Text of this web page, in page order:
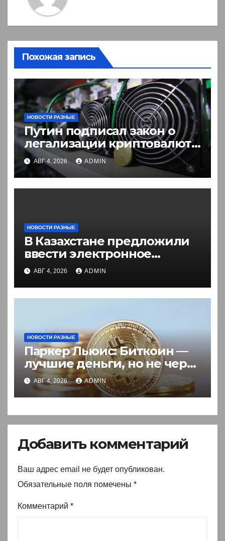
Похожая запись
НОВОСТИ РАЗНЫЕ
Путин подписал закон о
легализации криптовалют
в России. Что нужно знать
АВГ 4, 2026 ADMIN
НОВОСТИ РАЗНЫЕ
В Казахстане предложили
ввести электронное
разрешение на въезд для
иностранцев
АВГ 4, 2026 ADMIN
НОВОСТИ РАЗНЫЕ
Паркер Льюис: Биткоин —
лучшие деньги, но не через
акции
АВГ 4, 2026 ADMIN
Добавить комментарий
Ваш адрес email не будет опубликован.
Обязательные поля помечены *
Комментарий *